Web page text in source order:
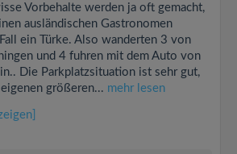
Vorbehalte werden ja oft gemacht,
ausländischen Gastronomen
ein Türke. Also wanderten 3 von
und 4 fuhren mit dem Auto von
Die Parkplatzsituation ist sehr gut,
größeren... mehr lesen